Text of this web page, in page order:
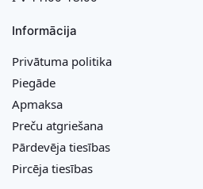
Informācija
Privātuma politika
Piegāde
Apmaksa
Preču atgriešana
Pārdevēja tiesības
Pircēja tiesības